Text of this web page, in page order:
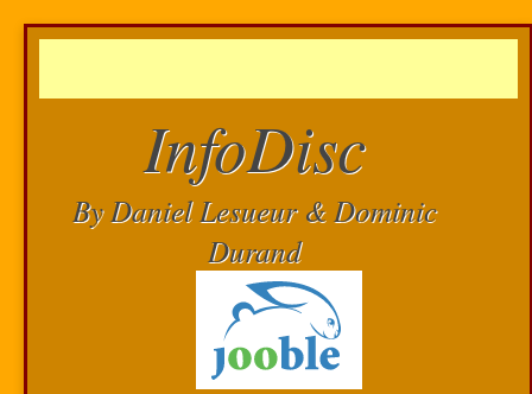
InfoDisc
By Daniel Lesueur & Dominic
Durand